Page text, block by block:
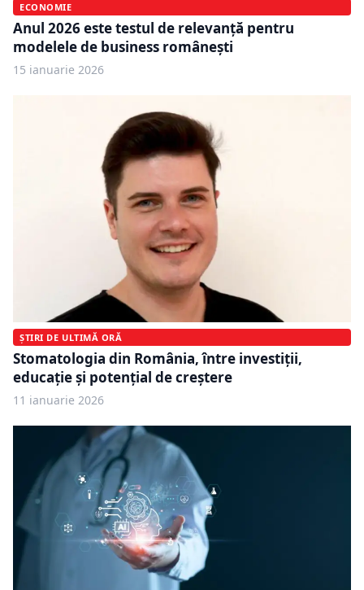
ECONOMIE
Anul 2026 este testul de relevanță pentru
modelele de business românești
15 ianuarie 2026
ȘTIRI DE ULTIMĂ ORĂ
Stomatologia din România, între investiții,
educație și potențial de creștere
11 ianuarie 2026